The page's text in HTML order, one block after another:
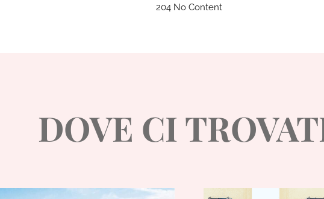
204 No Content
DOVE CI